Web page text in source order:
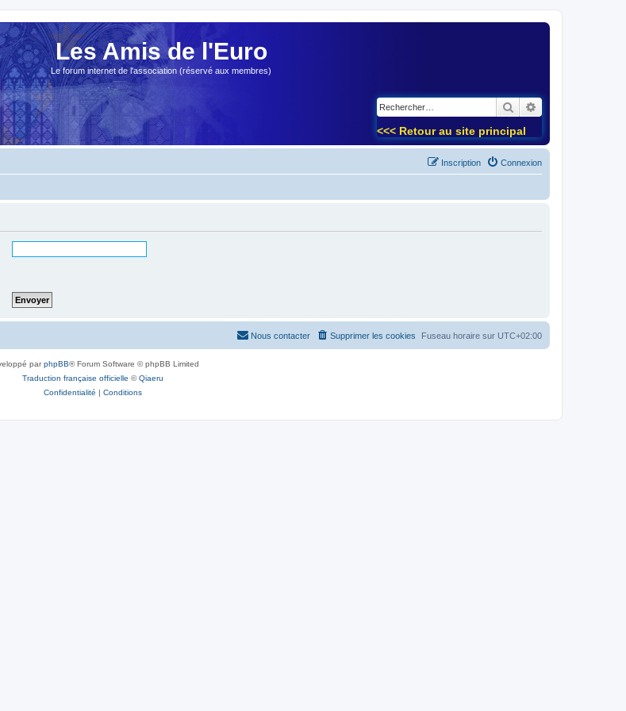
Les Amis de l'Euro
Le forum internet de l'association (réservé aux membres)
Rechercher
<<< Retour au site principal
Connexion
Inscription
Fuseau horaire sur UTC+02:00
Supprimer les cookies
Nous contacter
parphpBB® Forum Software © phpBB Limited
Traduction française officielle ©Qiaeru
Confidentialité | Conditions